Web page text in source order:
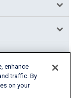
enhance
traffic. By
on your